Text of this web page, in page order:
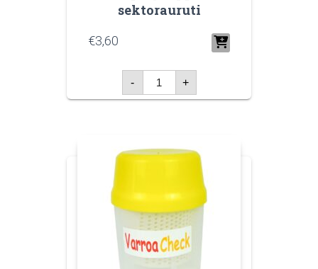
sektorauruti
€3,60
-
Sipelghappe
sektorauruti
kogus
+